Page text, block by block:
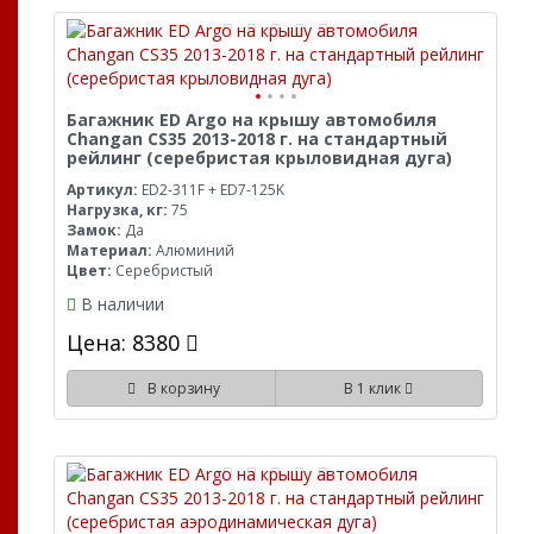
Багажник ED Argo на крышу автомобиля
Changan CS35 2013-2018 г. на стандартный
рейлинг (серебристая крыловидная дуга)
Артикул: ED2-311F + ED7-125K
Нагрузка, кг: 75
Замок: Да
Материал: Алюминий
Цвет: Серебристый
В наличии
Цена: 8380
В корзину В 1 клик